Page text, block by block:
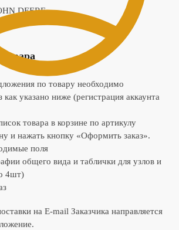
DEERE
по товару необходимо
как указано ниже (регистрация аккаунта
товара в корзине по артикулу
и нажать кнопку «Оформить заказ».
поля
общего вида и таблички для узлов и
4шт)
на E-mail Заказчика направляется